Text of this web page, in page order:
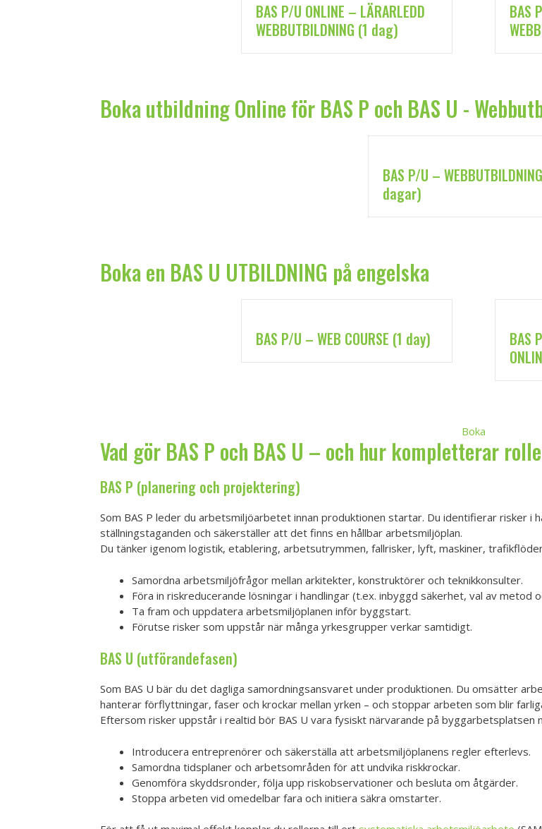
BAS P/U ONLINE – LÄRARLEDD
WEBBUTBILDNING (1 dag)
BAS
Boka utbildning Online för BAS P och BAS U -
BAS P/U –
dagar)
Boka en BAS U UTBILDNING på engelska
BAS P/U – WEB COURSE (1 day)
BAS
Boka
Vad gör BAS P och BAS U – och hur kompletterar
BAS P (planering och projektering)
Som BAS P leder du arbetsmiljöarbetet innan produktionen startar. Du identifierar risker i
ställningstaganden och säkerställer att det finns en hållbar arbetsmiljöplan.
Du tänker igenom logistik, etablering, arbetsutrymmen, fallrisker, lyft, maskiner,
Samordna arbetsmiljöfrågor mellan arkitekter, konstruktörer och teknikkonsulter.
Föra in riskreducerande lösningar i handlingar (t.ex. inbyggd säkerhet, val av metod
Ta fram och uppdatera arbetsmiljöplanen inför byggstart.
Förutse risker som uppstår när många yrkesgrupper verkar samtidigt.
BAS U (utförandefasen)
Som BAS U bär du det dagliga samordningsansvaret under produktionen. Du omsätter
hanterar förflyttningar, faser och krockar mellan yrken – och stoppar arbeten som blir
Eftersom risker uppstår i realtid bör BAS U vara fysiskt närvarande på byggarbetsplatsen
Introducera entreprenörer och säkerställa att arbetsmiljöplanens regler efterlevs.
Samordna tidsplaner och arbetsområden för att undvika riskkrockar.
Genomföra skyddsronder, följa upp riskobservationer och besluta om åtgärder.
Stoppa arbeten vid omedelbar fara och initiera säkra omstarter.